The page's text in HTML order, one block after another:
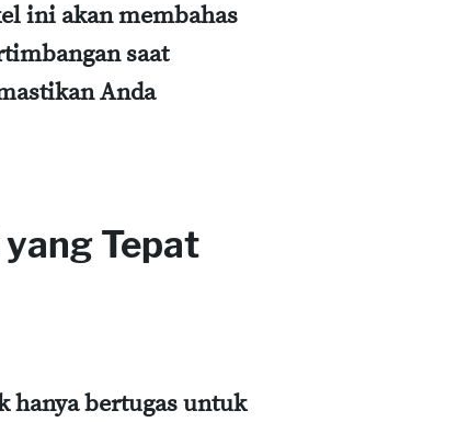
ini akan membahas
saat
Anda
Tepat
hanya bertugas untuk